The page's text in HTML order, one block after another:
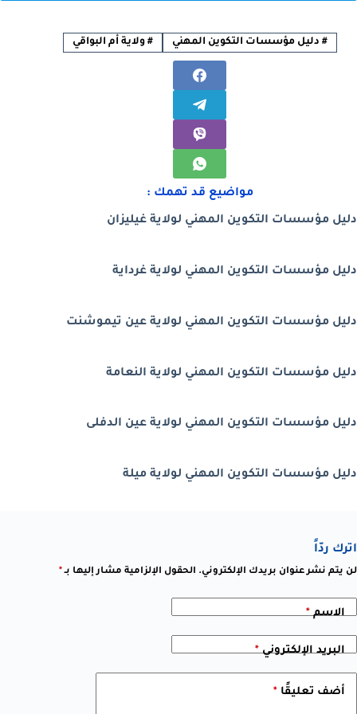
# دليل مؤسسات التكوين المهني # ولاية أم البواقي
مواضيع قد تهمك :
دليل مؤسسات التكوين المهني لولاية غيليزان
دليل مؤسسات التكوين المهني لولاية غرداية
دليل مؤسسات التكوين المهني لولاية عين تيموشنت
دليل مؤسسات التكوين المهني لولاية النعامة
دليل مؤسسات التكوين المهني لولاية عين الدفلى
دليل مؤسسات التكوين المهني لولاية ميلة
اترك ردّاً
لن يتم نشر عنوان بريدك الإلكتروني. الحقول الإلزامية مشار إليها بـ*
الاسم*
البريد الإلكتروني*
أضف تعليقًا *